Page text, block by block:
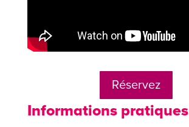
Réservez
Informations pratiques